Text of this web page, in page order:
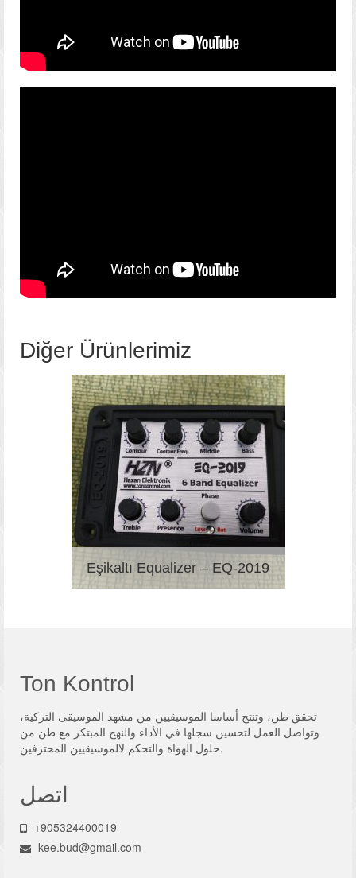
Diğer Ürünlerimiz
Eşikaltı Equalizer – EQ-2019
Ton Kontrol
تحقق طن، وتنتج أساسا الموسيقيين من مشهد الموسيقى التركية،
وتواصل العمل لتحسين سجلها في الأداء والنهج المبتكر مع طن من
حلول الهواة والتحكم لالموسيقيين المحترفين.
اتصل
+905324400019
kee.bud@gmail.com